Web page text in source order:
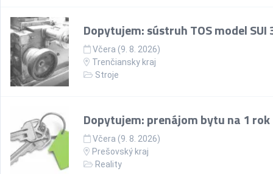
Dopytujem: sústruh TOS model SUI
Včera (9. 8. 2026)
Trenčiansky kraj
Stroje
Dopytujem: prenájom bytu na 1 rok
Včera (9. 8. 2026)
Prešovský kraj
Reality